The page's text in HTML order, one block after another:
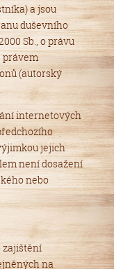
a jsou
duševního
Sb., o právu
právem
(autorský
internetových
jejich
není dosažení
nebo
zajištění
na